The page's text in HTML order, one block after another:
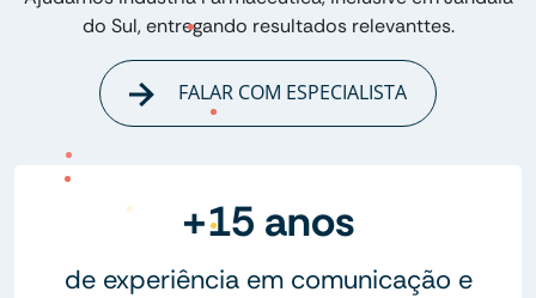
do Sul, entregando resultados relevanttes.
FALAR COM ESPECIALISTA
+15 anos
de experiência em comunicação e